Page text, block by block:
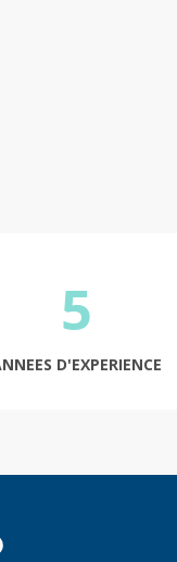
5
D'EXPERIENCE
principale